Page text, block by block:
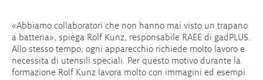
«Abbiamo collaboratori che non hanno mai visto un trapano
a batteria», spiega Rolf Kunz, responsabile RAEE di gadPLUS.
Allo stesso tempo, ogni apparecchio richiede molto lavoro e
necessita di utensili speciali. Per questo motivo durante la
formazione Rolf Kunz lavora molto con immagini ed esempi